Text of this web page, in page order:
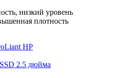
низкий уровень
плотность
HP
2.5 дюйма